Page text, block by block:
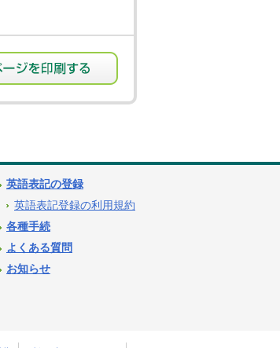
英語表記の登録
英語表記登録の利用規約
各種手続
よくある質問
お知らせ